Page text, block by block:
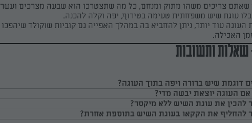
שאתם צריכים משהו מתוק ומנחם, כל מה שתצטרכו הוא שבעה מצרכים ועשר
עוגת שיש משפחתית טעימה בטירוף, יפה וקלה להכנה.
עוד יותר, ניתן להחביא בה במהלך האפייה גם קוביות שוקולד שיהפכו
האכילה.
ותשובות
דוגמת שיש ברורה ויפה בתוך העוגה?
העוגה יוצאת יבשה מדי?
את עוגת השיש ללא מיקסר?
להחליף את הקקאו בעוגת השיש בתוספת אחרת?